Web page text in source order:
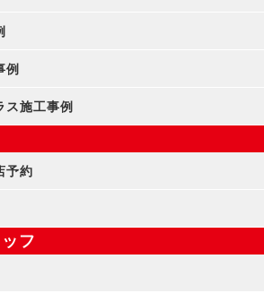
例
ス施工事例
予約
フ